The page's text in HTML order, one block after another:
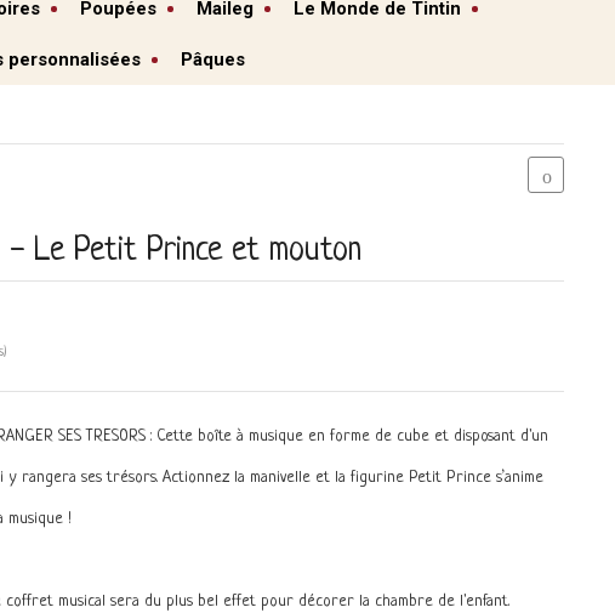
Poupées Maileg Le Monde de Tintin
personnalisées Pâques
Le Petit Prince et mouton
SES TRESORS : Cette boîte à musique en forme de cube et disposant d'un
rangera ses trésors. Actionnez la manivelle et la figurine Petit Prince s’anime
musique !
coffret musical sera du plus bel effet pour décorer la chambre de l'enfant.